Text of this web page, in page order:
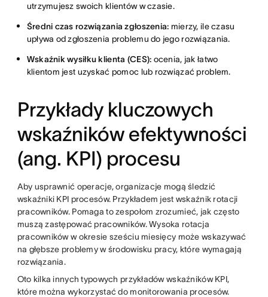
utrzymujesz swoich klientów w czasie.
Średni czas rozwiązania zgłoszenia: mierzy, ile czasu
upływa od zgłoszenia problemu do jego rozwiązania.
Wskaźnik wysiłku klienta (CES): ocenia, jak łatwo
klientom jest uzyskać pomoc lub rozwiązać problem.
Przykłady kluczowych
wskaźników efektywności
(ang. KPI) procesu
Aby usprawnić operacje, organizacje mogą śledzić
wskaźniki KPI procesów. Przykładem jest wskaźnik rotacji
pracowników. Pomaga to zespołom zrozumieć, jak często
muszą zastępować pracowników. Wysoka rotacja
pracowników w okresie sześciu miesięcy może wskazywać
na głębsze problemy w środowisku pracy, które wymagają
rozwiązania.
Oto kilka innych typowych przykładów wskaźników KPI,
które można wykorzystać do monitorowania procesów.